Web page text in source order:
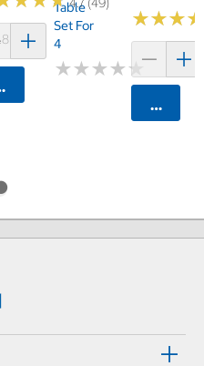
(4)
트에 담기
Table
Set For
4
★★★★★
★★★★★
★★★
★★★
카트에